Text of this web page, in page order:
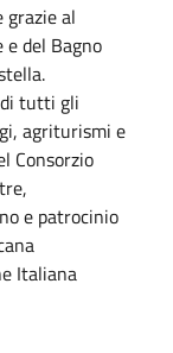
grazie al
del Bagno
tutti gli
agriturismi e
Consorzio
e patrocinio
Italiana